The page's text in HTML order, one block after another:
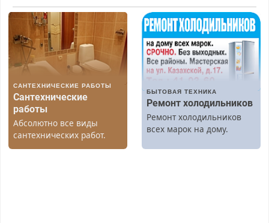
САНТЕХНИЧЕСКИЕ РАБОТЫ
Сантехнические
работы
Абсолютно все виды
сантехнических работ.
Быстро. Качественно.
БЫТОВАЯ ТЕХНИКА
Ремонт холодильников
Ремонт холодильников
всех марок на дому.